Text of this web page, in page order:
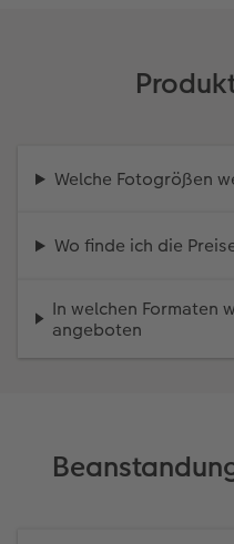
Welche Fotogrößen
Wo finde ich die
In welchen Formaten
angeboten